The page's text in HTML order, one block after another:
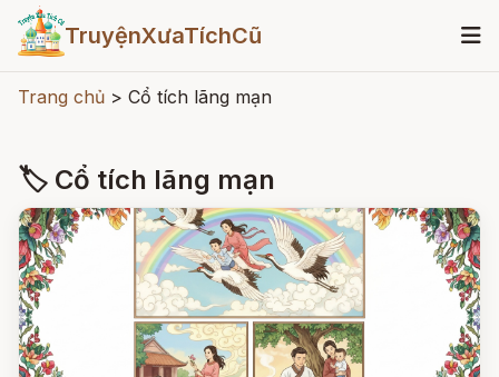
TruyệnXưaTíchCũ
Trang chủ > Cổ tích lãng mạn
🏷 Cổ tích lãng mạn